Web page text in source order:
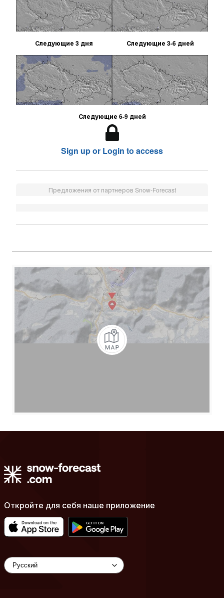
Следующие 3 дня Следующие 3-6 дней
Следующие 6-9 дней
Sign up or Login to access
Предложения от партнеров Snow-Forecast
Откройте для себя наше приложение